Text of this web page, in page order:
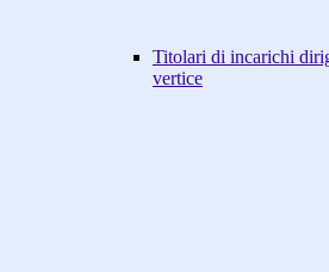
Titolari di incarichi
vertice